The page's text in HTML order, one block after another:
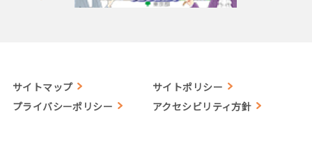
サイトマップ
サイトポリシー
プライバシーポリシー
アクセシビリティ方針